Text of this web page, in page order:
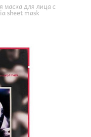
маска для лица с
sheet mask